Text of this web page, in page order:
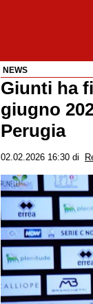
NEWS
Giunti ha
giugno
Perugia
02.02.2026 16:30 di